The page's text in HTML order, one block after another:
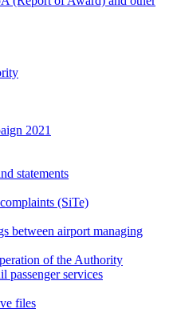
2021
statements
(SiTe)
between airport managing
of the Authority
passenger services
files